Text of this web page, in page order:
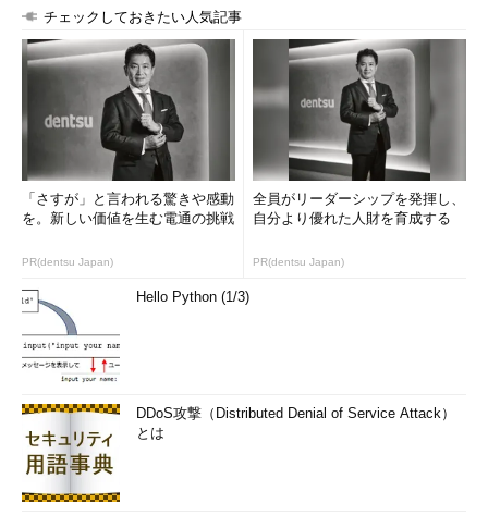
チェックしておきたい人気記事
「さすが」と言われる驚きや感動
を。新しい価値を生む電通の挑戦
PR(dentsu Japan)
全員がリーダーシップを発揮し、
自分より優れた人財を育成する
PR(dentsu Japan)
Hello Python (1/3)
DDoS攻撃（Distributed Denial of Service Attack）
とは